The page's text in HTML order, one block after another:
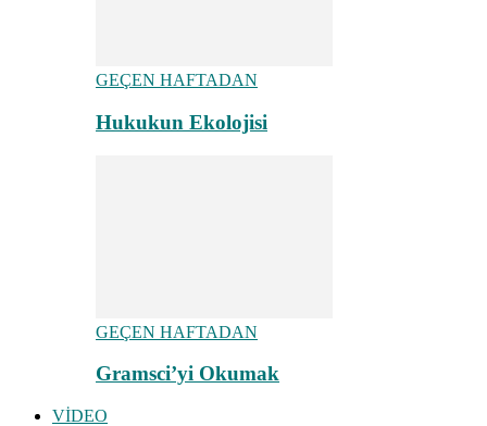
GEÇEN HAFTADAN
Hukukun Ekolojisi
GEÇEN HAFTADAN
Gramsci’yi Okumak
VİDEO